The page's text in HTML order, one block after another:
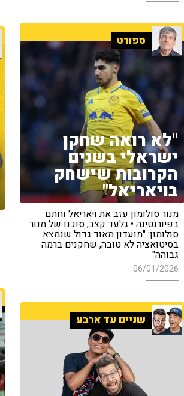
ספורט
"לא רואה שחקן
ישראלי בשנים
הקרובות שישחק
בויאריאל"
מנור סולומון עזב את ויאריאל וחתם
בפיורנטינה • גלעד קצב, סוכנו של מנור
סולומון: "מועדון מאוד גדול שנמצא
בסיטואציה לא טובה, שחקנים ברמה
גבוהה"
06/01/2026
שניים עד ארבע